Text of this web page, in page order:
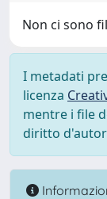
Non ci sono
I metadati
licenza
mentre i file
diritto